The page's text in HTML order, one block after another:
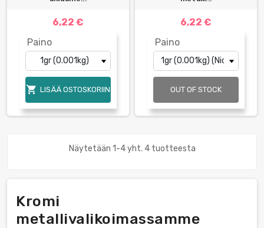
6,22 €
Paino
 LISÄÄ OSTOSKORIIN
6,22 €
Paino
OUT OF STOCK
Näytetään 1-4 yht. 4 tuotteesta
Kromi
metallivalikoimassamme